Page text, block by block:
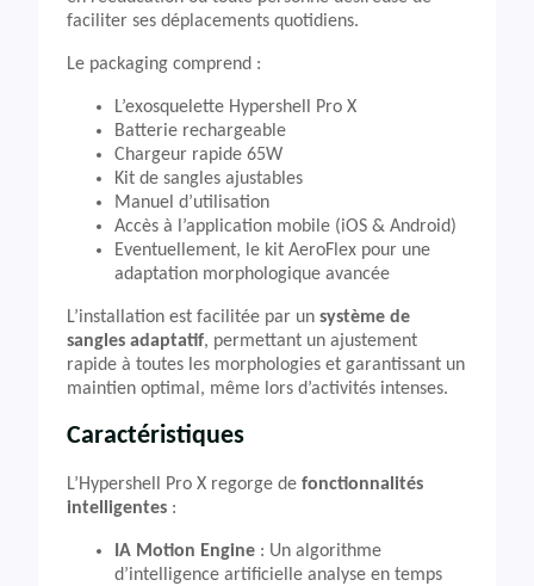
faciliter ses déplacements quotidiens.
Le packaging comprend :
L’exosquelette Hypershell Pro X
Batterie rechargeable
Chargeur rapide 65W
Kit de sangles ajustables
Manuel d’utilisation
Accès à l’application mobile (iOS & Android)
Eventuellement, le kit AeroFlex pour une
adaptation morphologique avancée
L’installation est facilitée par un système de
sangles adaptatif, permettant un ajustement
rapide à toutes les morphologies et garantissant un
maintien optimal, même lors d’activités intenses.
Caractéristiques
L’Hypershell Pro X regorge de fonctionnalités
intelligentes :
IA Motion Engine : Un algorithme
d’intelligence artificielle analyse en temps